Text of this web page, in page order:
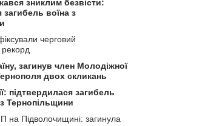
зниклим безвісти:
загибель воїна з
черговий
загинув член Молодіжної
двох скликань
підтвердилася загибель
Тернопільщини
на Підволочищині: загинула